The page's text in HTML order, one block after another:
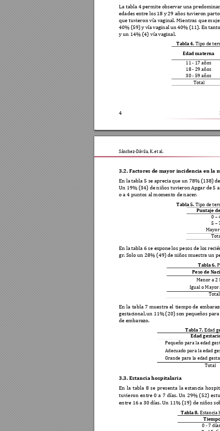
4
La tabla 4 permite observar una
edades entre los 18 y 29 años tuvieron
que tuvieron vía vaginal. Mientras que
40% (59) y vía vaginal un 40% (11). En
y un 14% (4) vía vaginal.
Tabla 4. Tipo de
Edad materna
11 - 17 años
18 - 29 años
30 - 59 años
Total
Sánchez-Dávila, K. et al.
3.2. Factores de mayor incidencia en la
En la tabla 5 se aprecia que un 78% (138)
Un 19% (34) de niños tuvieron Apgar de 5
o a 4 puntos al momento de nacer.
Tabla 5. Tipo de
Puntaje
0 –
5 –
En la tabla 6 se expone los pesos de los rec
gr. Solo un 28% (49) de niños muestra un
Tabla 6.
Peso de
Menor a 2
Igual o Mayor
En la tabla 7 muestra el tiempo de
gestacional, un 11% (20) son pequeños para
de embarazo.
Tabla 7. Edad
Edad
Pequeño para la edad g
Adecuado para la edad
Grande para la edad
Total
3.3. Estancia hospitalaria
En la tabla 8 se presenta la estancia
tuvieron entre 0 a 7 días. Un 29% (52)
entre 16 a 30 días. Un 11% (19) de niños
Tabla 8. Estancia
0 - 7